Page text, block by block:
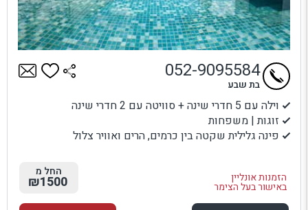
וילה עם 5 חדרי שינה + סוויטה עם 2 חדרי שינה
זוגות | משפחות
פינה גלילית שקטה בין כרמים, הרים ואוויר צלול
הזמנות אונליין
באישור בעל הצימר
052-9095584
בת שבע
החל מ
₪1500